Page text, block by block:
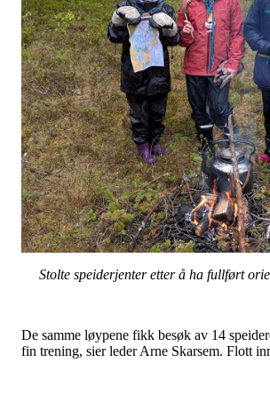
Stolte speiderjenter etter å ha fullført
De samme løypene fikk besøk av 14
fin trening, sier leder Arne Skarsem. Flott